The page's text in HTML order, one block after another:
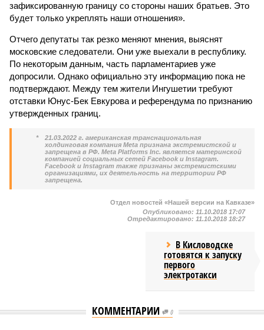
зафиксированную границу со стороны наших братьев. Это
будет только укреплять наши отношения».
Отчего депутаты так резко меняют мнения, выяснят
московские следователи. Они уже выехали в республику.
По некоторым данным, часть парламентариев уже
допросили. Однако официально эту информацию пока не
подтверждают. Между тем жители Ингушетии требуют
отставки Юнус-Бек Евкурова и референдума по признанию
утвержденных границ.
*
21.03.2022 г. американская транснациональная
холдинговая компания Meta признана экстремистской и
запрещена в РФ. Meta Platforms Inc. является материнской
компанией социальных сетей Facebook и Instagram.
Facebook и Instagram также признаны экстремистскими
организациями, их деятельность на территории РФ
запрещена.
Отдел новостей «Нашей версии на Кавказе»
Опубликовано: 11.10.2018 17:07
Отредактировано: 11.10.2018 18:27
В Кисловодске
готовятся к запуску
первого
электротакси
КОММЕНТАРИИ 0